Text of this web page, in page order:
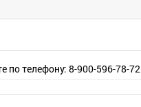
по телефону: 8-900-596-78-72